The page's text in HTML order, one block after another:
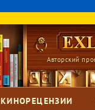
Авторский
КИНОРЕЦЕНЗИИ